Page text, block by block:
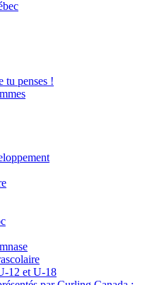
tu penses !
12 et U-18